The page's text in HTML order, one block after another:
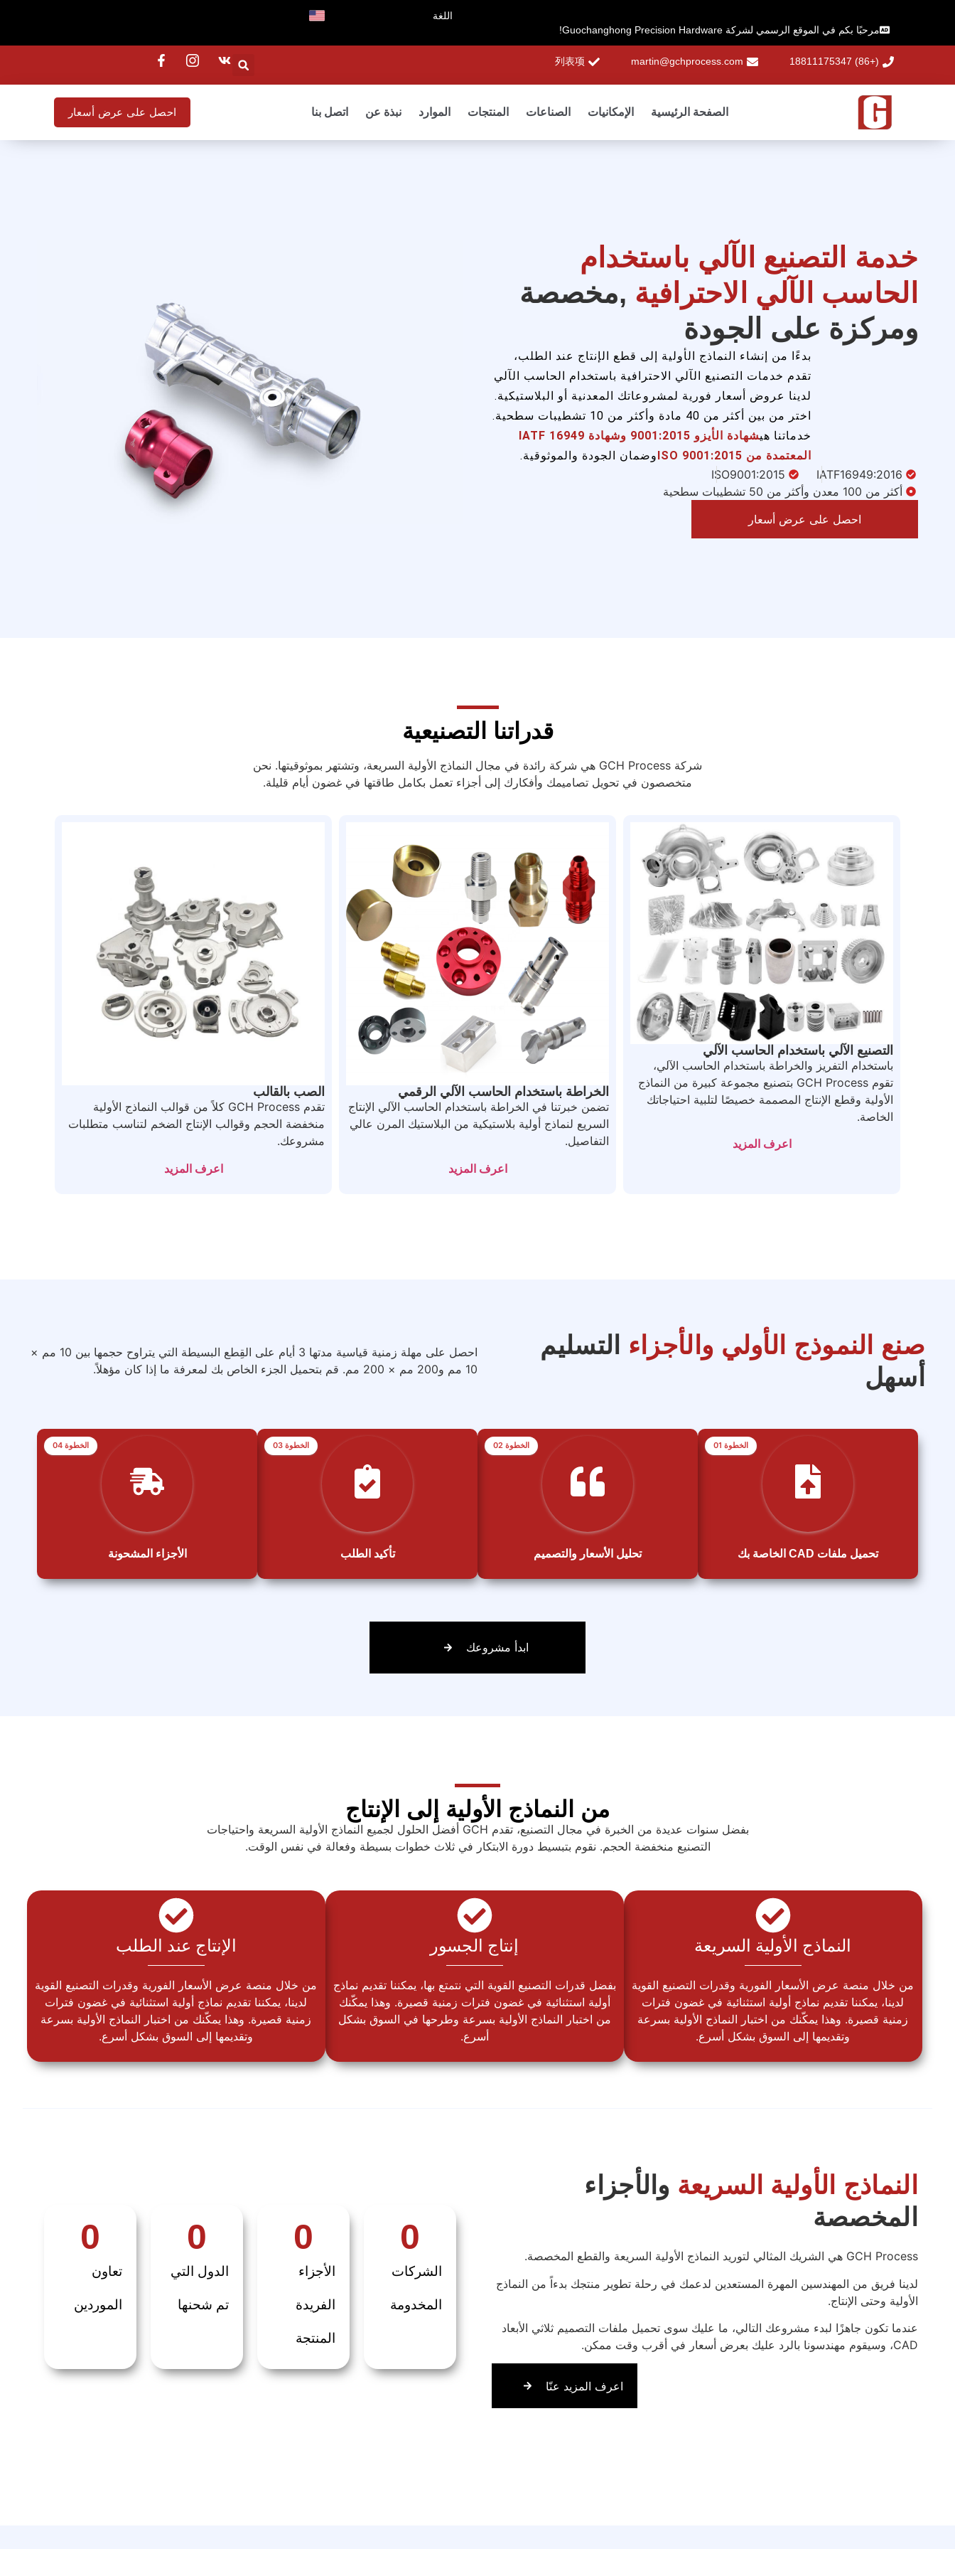
مرحبًا بكم في الموقع الرسمي لشركة Guochanghong Precision Hardware!
اللغة
(+86) 18811175347
martin@gchprocess.com
列表项
الصفحة الرئيسية الإمكانيات الصناعات المنتجات الموارد نبذة عن اتصل بنا احصل على عرض أسعار
خدمة التصنيع الآلي باستخدام
الحاسب الآلي الاحترافية ,مخصصة
ومركزة على الجودة
بدءًا من إنشاء النماذج الأولية إلى قطع الإنتاج عند الطلب،
تقدم خدمات التصنيع الآلي الاحترافية باستخدام الحاسب الآلي
لدينا عروض أسعار فورية لمشروعاتك المعدنية أو البلاستيكية.
اختر من بين أكثر من 40 مادة وأكثر من 10 تشطيبات سطحية.
خدماتنا هي
شهادة الأيزو 9001:2015 وشهادة IATF 16949
المعتمدة من ISO 9001:2015
وضمان الجودة والموثوقية.
IATF16949:2016
ISO9001:2015
أكثر من 100 معدن وأكثر من 50 تشطيبات سطحية
احصل على عرض أسعار
قدراتنا التصنيعية
شركة GCH Process هي شركة رائدة في مجال النماذج الأولية السريعة، وتشتهر بموثوقيتها. نحن
متخصصون في تحويل تصاميمك وأفكارك إلى أجزاء تعمل بكامل طاقتها في غضون أيام قليلة.
التصنيع الآلي باستخدام الحاسب الآلي
باستخدام التفريز والخراطة باستخدام الحاسب الآلي،
تقوم GCH Process بتصنيع مجموعة كبيرة من النماذج
الأولية وقطع الإنتاج المصممة خصيصًا لتلبية احتياجاتك
الخاصة.
اعرف المزيد
الخراطة باستخدام الحاسب الآلي الرقمي
تضمن خبرتنا في الخراطة باستخدام الحاسب الآلي الإنتاج
السريع لنماذج أولية بلاستيكية من البلاستيك المرن عالي
التفاصيل.
اعرف المزيد
الصب بالقالب
تقدم GCH Process كلاً من قوالب النماذج الأولية
منخفضة الحجم وقوالب الإنتاج الضخم لتناسب متطلبات
مشروعك.
اعرف المزيد
صنع النموذج الأولي والأجزاء التسليم
أسهل
احصل على مهلة زمنية قياسية مدتها 3 أيام على القِطع البسيطة التي يتراوح حجمها بين 10 مم ×
10 مم و200 مم × 200 مم. قم بتحميل الجزء الخاص بك لمعرفة ما إذا كان مؤهلاً.
تحميل ملفات CAD الخاصة بك
الخطوة 01
تحليل الأسعار والتصميم
الخطوة 02
تأكيد الطلب
الخطوة 03
الأجزاء المشحونة
الخطوة 04
ابدأ مشروعك
من النماذج الأولية إلى الإنتاج
بفضل سنوات عديدة من الخبرة في مجال التصنيع، تقدم GCH أفضل الحلول لجميع النماذج الأولية السريعة واحتياجات
التصنيع منخفضة الحجم. نقوم بتبسيط دورة الابتكار في ثلاث خطوات بسيطة وفعالة في نفس الوقت.
النماذج الأولية السريعة
من خلال منصة عرض الأسعار الفورية وقدرات التصنيع القوية
لدينا، يمكننا تقديم نماذج أولية استثنائية في غضون فترات
زمنية قصيرة. وهذا يمكّنك من اختبار النماذج الأولية بسرعة
وتقديمها إلى السوق بشكل أسرع.
إنتاج الجسور
بفضل قدرات التصنيع القوية التي نتمتع بها، يمكننا تقديم نماذج
أولية استثنائية في غضون فترات زمنية قصيرة. وهذا يمكّنك
من اختبار النماذج الأولية بسرعة وطرحها في السوق بشكل
أسرع.
الإنتاج عند الطلب
من خلال منصة عرض الأسعار الفورية وقدرات التصنيع القوية
لدينا، يمكننا تقديم نماذج أولية استثنائية في غضون فترات
زمنية قصيرة. وهذا يمكّنك من اختبار النماذج الأولية بسرعة
وتقديمها إلى السوق بشكل أسرع.
النماذج الأولية السريعة والأجزاء
المخصصة
GCH Process هي الشريك المثالي لتوريد النماذج الأولية السريعة والقطع المخصصة.
لدينا فريق من المهندسين المهرة المستعدين لدعمك في رحلة تطوير منتجك بدءاً من النماذج
الأولية وحتى الإنتاج.
عندما تكون جاهزًا لبدء مشروعك التالي، ما عليك سوى تحميل ملفات التصميم ثلاثي الأبعاد
CAD، وسيقوم مهندسونا بالرد عليك بعرض أسعار في أقرب وقت ممكن.
اعرف المزيد عنّا
الشركات
المخدومة
0
الأجزاء
الفريدة
المنتجة
0
الدول التي
تم شحنها
0
تعاون
الموردين
0